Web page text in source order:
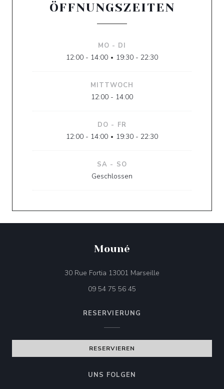
ÖFFNUNGSZEITEN
MO - DI
12:00 - 14:00 • 19:30 - 22:30
MITTWOCH
12:00 - 14:00
DO - FR
12:00 - 14:00 • 19:30 - 22:30
SA - SO
Geschlossen
Mouné
30 Rue Fortia 13001 Marseille
09 54 75 56 45
RESERVIERUNG
RESERVIEREN
UNS FOLGEN